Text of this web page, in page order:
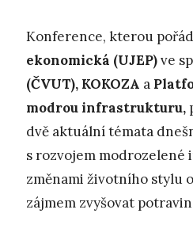
Konference, kterou
ekonomická (UJEP)ve
(ČVUT), KOKOZA a
modrou infrastrukturu,
dvě aktuální témata
s rozvojem
změnami životního stylu
zájmem zvyšovat